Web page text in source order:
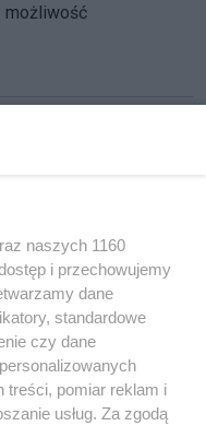
możliwość
na inwestycję
nie
naszych 1160
i przechowujemy
dane
standardowe
czy dane
treści, pomiar reklam i
usług. Za zgodą